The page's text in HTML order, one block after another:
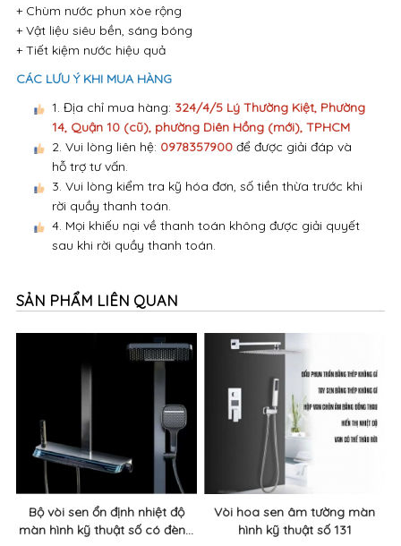
+ Chùm nước phun xòe rộng
+ Vật liệu siêu bền, sáng bóng
+ Tiết kiệm nước hiệu quả
CÁC LƯU Ý KHI MUA HÀNG
1. Địa chỉ mua hàng: 324/4/5 Lý Thường Kiệt, Phường
14, Quận 10 (cũ), phường Diên Hồng (mới), TPHCM
2. Vui lòng liên hệ: 0978357900để được giải đáp và
hỗ trợ tư vấn.
3. Vui lòng kiểm tra kỹ hóa đơn, số tiền thừa trước khi
rời quầy thanh toán.
4. Mọi khiếu nại về thanh toán không được giải quyết
sau khi rời quầy thanh toán.
SẢN PHẨM LIÊN QUAN
Bộ vòi sen ổn định nhiệt độ
màn hình kỹ thuật số có đèn...
Vòi hoa sen âm tường màn
hình kỹ thuật số 131